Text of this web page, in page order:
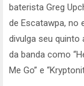
baterista Greg
de Escatawpa, no
divulga seu quinto
da banda como
Me Go” e